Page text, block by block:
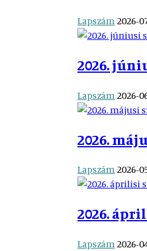
Lapszám 2026-
2026.
Lapszám 2026-
2026.
Lapszám2026-
2026.
Lapszám2026-